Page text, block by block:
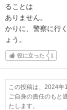
ることは
ありません。
かりに、警察に行
ょう。
役に立った 1
この投稿は、2024年
ご自身の責任のもと
たします。